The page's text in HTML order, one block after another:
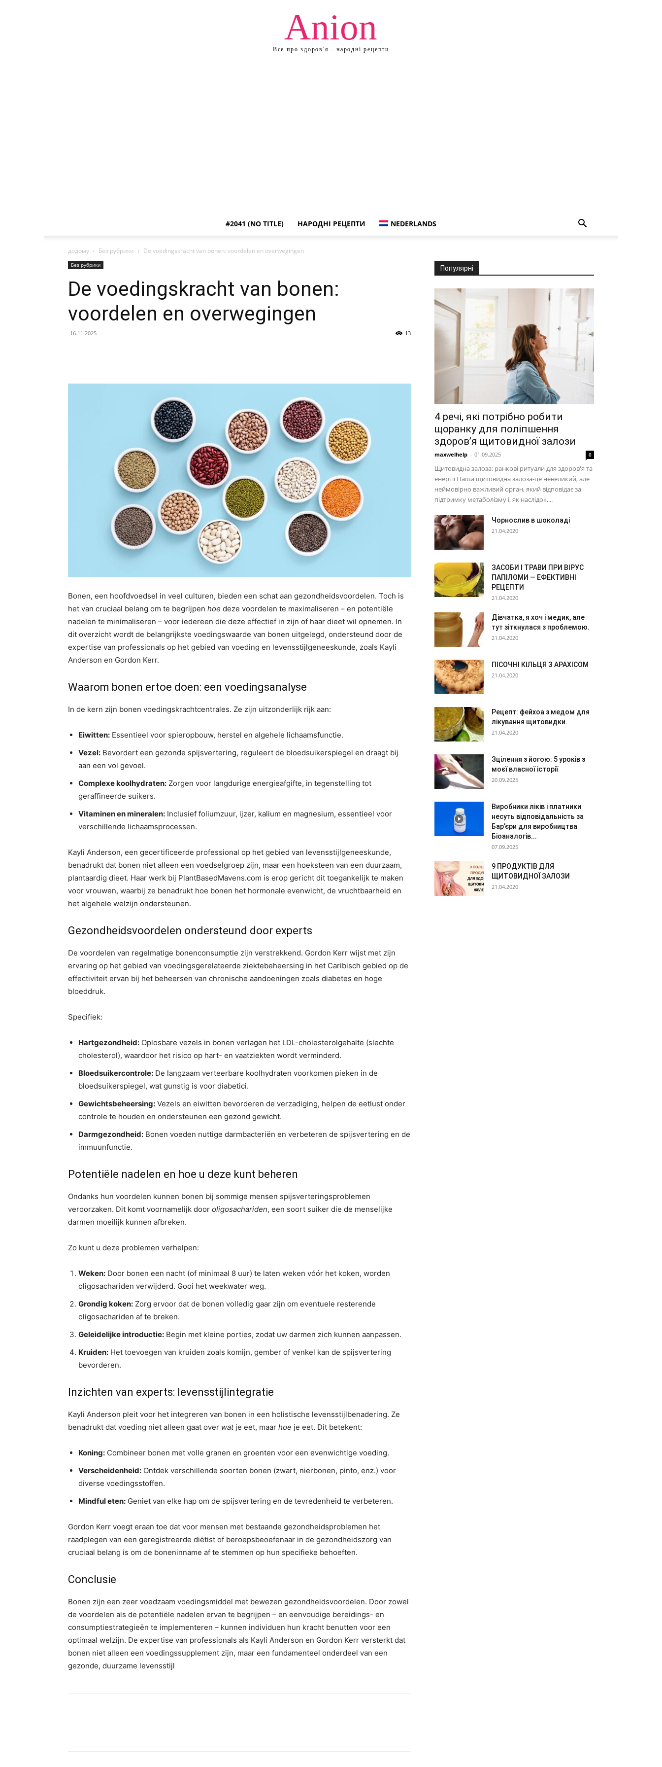
Anion
Все про здоров'я - народні рецепти
#2041 (NO TITLE) НАРОДНІ РЕЦЕПТИ NEDERLANDS
додому Без рубрики De voedingskracht van bonen: voordelen en overwegingen
Без рубрики
De voedingskracht van bonen:
voordelen en overwegingen
16.11.2025 13
Bonen, een hoofdvoedsel in veel culturen, bieden een schat aan gezondheidsvoordelen. Toch is
het van cruciaal belang om te begrijpen hoe deze voordelen te maximaliseren – en potentiële
nadelen te minimaliseren – voor iedereen die deze effectief in zijn of haar dieet wil opnemen. In
dit overzicht wordt de belangrijkste voedingswaarde van bonen uitgelegd, ondersteund door de
expertise van professionals op het gebied van voeding en levensstijlgeneeskunde, zoals Kayli
Anderson en Gordon Kerr.
Waarom bonen ertoe doen: een voedingsanalyse
In de kern zijn bonen voedingskrachtcentrales. Ze zijn uitzonderlijk rijk aan:
Eiwitten: Essentieel voor spieropbouw, herstel en algehele lichaamsfunctie.
Vezel: Bevordert een gezonde spijsvertering, reguleert de bloedsuikerspiegel en draagt ​​bij
aan een vol gevoel.
Complexe koolhydraten: Zorgen voor langdurige energieafgifte, in tegenstelling tot
geraffineerde suikers.
Vitaminen en mineralen: Inclusief foliumzuur, ijzer, kalium en magnesium, essentieel voor
verschillende lichaamsprocessen.
Kayli Anderson, een gecertificeerde professional op het gebied van levensstijlgeneeskunde,
benadrukt dat bonen niet alleen een voedselgroep zijn, maar een hoeksteen van een duurzaam,
plantaardig dieet. Haar werk bij PlantBasedMavens.com is erop gericht dit toegankelijk te maken
voor vrouwen, waarbij ze benadrukt hoe bonen het hormonale evenwicht, de vruchtbaarheid en
het algehele welzijn ondersteunen.
Gezondheidsvoordelen ondersteund door experts
De voordelen van regelmatige bonenconsumptie zijn verstrekkend. Gordon Kerr wijst met zijn
ervaring op het gebied van voedingsgerelateerde ziektebeheersing in het Caribisch gebied op de
effectiviteit ervan bij het beheersen van chronische aandoeningen zoals diabetes en hoge
bloeddruk.
Specifiek:
Hartgezondheid: Oplosbare vezels in bonen verlagen het LDL-cholesterolgehalte (slechte
cholesterol), waardoor het risico op hart- en vaatziekten wordt verminderd.
Bloedsuikercontrole: De langzaam verteerbare koolhydraten voorkomen pieken in de
bloedsuikerspiegel, wat gunstig is voor diabetici.
Gewichtsbeheersing: Vezels en eiwitten bevorderen de verzadiging, helpen de eetlust onder
controle te houden en ondersteunen een gezond gewicht.
Darmgezondheid: Bonen voeden nuttige darmbacteriën en verbeteren de spijsvertering en de
immuunfunctie.
Potentiële nadelen en hoe u deze kunt beheren
Ondanks hun voordelen kunnen bonen bij sommige mensen spijsverteringsproblemen
veroorzaken. Dit komt voornamelijk door oligosachariden, een soort suiker die de menselijke
darmen moeilijk kunnen afbreken.
Zo kunt u deze problemen verhelpen:
Weken: Door bonen een nacht (of minimaal 8 uur) te laten weken vóór het koken, worden
oligosachariden verwijderd. Gooi het weekwater weg.
Grondig koken: Zorg ervoor dat de bonen volledig gaar zijn om eventuele resterende
oligosachariden af ​​te breken.
Geleidelijke introductie: Begin met kleine porties, zodat uw darmen zich kunnen aanpassen.
Kruiden: Het toevoegen van kruiden zoals komijn, gember of venkel kan de spijsvertering
bevorderen.
Inzichten van experts: levensstijlintegratie
Kayli Anderson pleit voor het integreren van bonen in een holistische levensstijlbenadering. Ze
benadrukt dat voeding niet alleen gaat over watje eet, maar hoe je eet. Dit betekent:
Koning: Combineer bonen met volle granen en groenten voor een evenwichtige voeding.
Verscheidenheid: Ontdek verschillende soorten bonen (zwart, nierbonen, pinto, enz.) voor
diverse voedingsstoffen.
Mindful eten: Geniet van elke hap om de spijsvertering en de tevredenheid te verbeteren.
Gordon Kerr voegt eraan toe dat voor mensen met bestaande gezondheidsproblemen het
raadplegen van een geregistreerde diëtist of beroepsbeoefenaar in de gezondheidszorg van
cruciaal belang is om de boneninname af te stemmen op hun specifieke behoeften.
Conclusie
Bonen zijn een zeer voedzaam voedingsmiddel met bewezen gezondheidsvoordelen. Door zowel
de voordelen als de potentiële nadelen ervan te begrijpen – en eenvoudige bereidings- en
consumptiestrategieën te implementeren – kunnen individuen hun kracht benutten voor een
optimaal welzijn. De expertise van professionals als Kayli Anderson en Gordon Kerr versterkt dat
bonen niet alleen een voedingssupplement zijn, maar een fundamenteel onderdeel van een
gezonde, duurzame levensstijl
Популярні
4 речі, які потрібно робити
щоранку для поліпшення
здоров’я щитовидної залози
maxwelhelp - 01.09.2025 0
Щитовидна залоза: ранкові ритуали для здоров'я та
енергії Наша щитовидна залоза-це невеликий, але
неймовірно важливий орган, який відповідає за
підтримку метаболізму і, як наслідок,...
Чорнослив в шоколаді
21.04.2020
ЗАСОБИ І ТРАВИ ПРИ ВІРУС
ПАПІЛОМИ — ЕФЕКТИВНІ
РЕЦЕПТИ
21.04.2020
Дівчатка, я хоч і медик, але
тут зіткнулася з проблемою.
21.04.2020
ПІСОЧНІ КІЛЬЦЯ З АРАХІСОМ
21.04.2020
Рецепт: фейхоа з медом для
лікування щитовидки.
21.04.2020
Зцілення з йогою: 5 уроків з
моєї власної історії
20.09.2025
Виробники ліків і платники
несуть відповідальність за
Бар’єри для виробництва
Біоаналогів...
07.09.2025
9 ПРОДУКТІВ ДЛЯ
ЩИТОВИДНОЇ ЗАЛОЗИ
21.04.2020